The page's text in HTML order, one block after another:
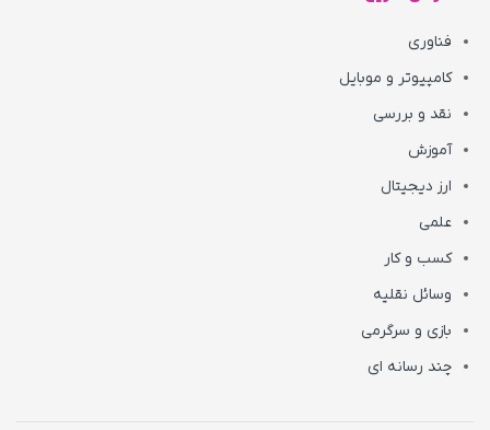
فناوری
کامپیوتر و موبایل
نقد و بررسی
آموزش
ارز دیجیتال
علمی
کسب و کار
وسائل نقلیه
بازی و سرگرمی
چند رسانه ای